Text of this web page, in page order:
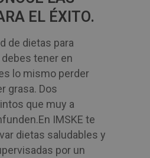
EL ÉXITO.
de dietas para
debes tener en
lo mismo perder
grasa. Dos
que muy a
IMSKE te
dietas saludables y
por un